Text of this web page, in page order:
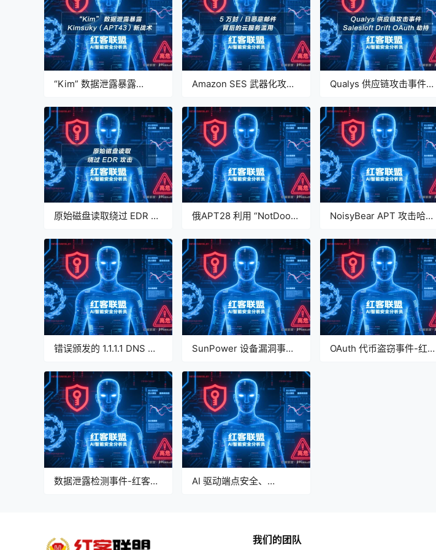
“Kim” 数据泄露暴露
组织新战术与基础设施深
度分析报告【红客联盟 AI
分析】
Amazon SES 武器化攻击
恶意邮件背后的云服务滥
用【红客联盟 AI 分析】
Qualys 供应链攻击事件深
Salesloft Drift OAuth 劫
持）【红客联盟 AI 分析】
原始磁盘读取绕过 EDR 攻
盟 AI 分析】
俄APT28 利用 “NotDoor”
家分析报告【红客联盟 AI
分析】
NoisyBear APT 攻击哈萨
【红客联盟 AI 分析】
错误颁发的 1.1.1.1 DNS 服
客联盟 AI 分析报告
SunPower 设备漏洞事件-
OAuth 代币盗窃事件-红客
数据泄露检测事件-红客联
AI 驱动端点安全、
我们的团队